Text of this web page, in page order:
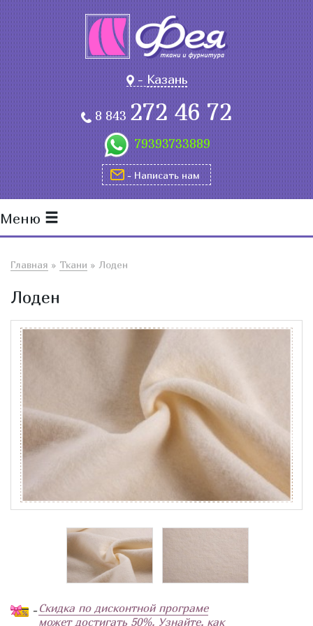
-Казань
8 843272 46 72
79393733889
- Написать нам
Меню
Главная » Ткани » Лоден
Лоден
- Скидка по дисконтной програме
может достигать 50%. Узнайте, как